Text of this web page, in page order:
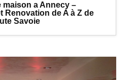
maison a Annecy –
Renovation de A à Z de
Savoie